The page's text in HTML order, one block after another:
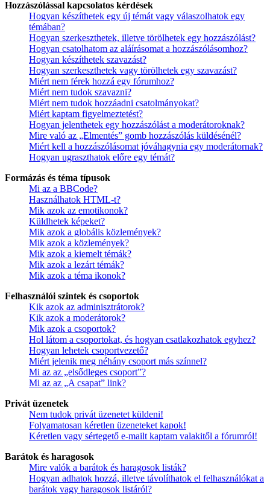
Hozzászólással kapcsolatos kérdések
Hogyan készíthetek egy új témát vagy válaszolhatok egy
témában?
Hogyan szerkeszthetek, illetve törölhetek egy hozzászólást?
Hogyan csatolhatom az aláírásomat a hozzászólásomhoz?
Hogyan készíthetek szavazást?
Hogyan szerkeszthetek vagy törölhetek egy szavazást?
Miért nem férek hozzá egy fórumhoz?
Miért nem tudok szavazni?
Miért nem tudok hozzáadni csatolmányokat?
Miért kaptam figyelmeztetést?
Hogyan jelenthetek egy hozzászólást a moderátoroknak?
Mire való az „Elmentés” gomb hozzászólás küldésénél?
Miért kell a hozzászólásomat jóváhagynia egy moderátornak?
Hogyan ugraszthatok előre egy témát?
Formázás és téma típusok
Mi az a BBCode?
Használhatok HTML-t?
Mik azok az emotikonok?
Küldhetek képeket?
Mik azok a globális közlemények?
Mik azok a közlemények?
Mik azok a kiemelt témák?
Mik azok a lezárt témák?
Mik azok a téma ikonok?
Felhasználói szintek és csoportok
Kik azok az adminisztrátorok?
Kik azok a moderátorok?
Mik azok a csoportok?
Hol látom a csoportokat, és hogyan csatlakozhatok egyhez?
Hogyan lehetek csoportvezető?
Miért jelenik meg néhány csoport más színnel?
Mi az az „elsődleges csoport”?
Mi az az „A csapat” link?
Privát üzenetek
Nem tudok privát üzenetet küldeni!
Folyamatosan kéretlen üzeneteket kapok!
Kéretlen vagy sértegető e-mailt kaptam valakitől a fórumról!
Barátok és haragosok
Mire valók a barátok és haragosok listák?
Hogyan adhatok hozzá, illetve távolíthatok el felhasználókat a
barátok vagy haragosok listáról?